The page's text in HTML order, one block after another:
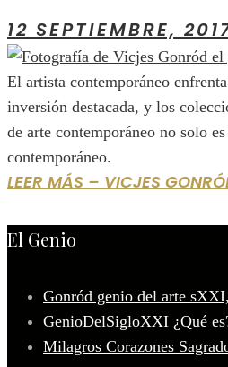
12 SEPTIEMBRE,
El artista contemporáneo
inversión destacada, y los
de arte contemporáneo no solo
contemporáneo.
LEER MÁS – VICJES
El Genio
Gonród genio del arte
GenioDelSigloXXI ¿Qué
Milagros Corazones